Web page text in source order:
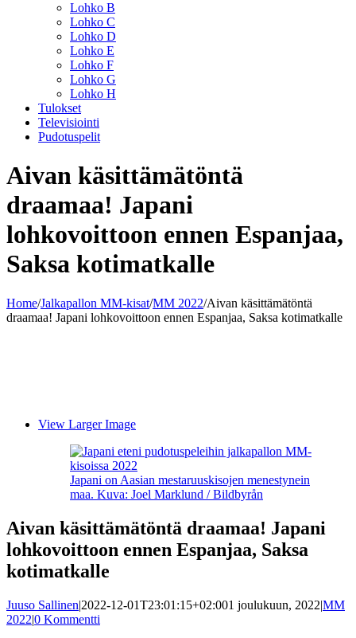
Lohko B
Lohko C
Lohko D
Lohko E
Lohko F
Lohko G
Lohko H
Tulokset
Televisiointi
Pudotuspelit
Aivan käsittämätöntä
draamaa! Japani
lohkovoittoon ennen Espanjaa,
Saksa kotimatkalle
Home/Jalkapallon MM-kisat/MM 2022/Aivan käsittämätöntä
draamaa! Japani lohkovoittoon ennen Espanjaa, Saksa kotimatkalle
View Larger Image
Japani on Aasian mestaruuskisojen menestynein
maa. Kuva: Joel Marklund / Bildbyrån
Aivan käsittämätöntä draamaa! Japani
lohkovoittoon ennen Espanjaa, Saksa
kotimatkalle
Juuso Sallinen|2022-12-01T23:01:15+02:001 joulukuun, 2022|MM
2022|0 Kommentti